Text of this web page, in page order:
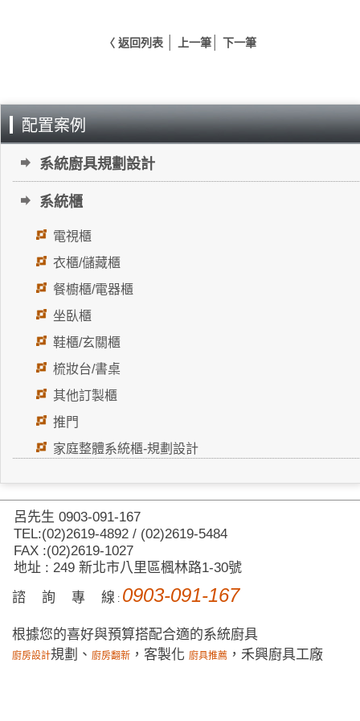
〈 返回列表 上一筆 下一筆
配置案例
系統廚具規劃設計
系統櫃
電視櫃
衣櫃/儲藏櫃
餐櫥櫃/電器櫃
坐臥櫃
鞋櫃/玄關櫃
梳妝台/書桌
其他訂製櫃
推門
家庭整體系統櫃-規劃設計
呂先生 0903-091-167
TEL:(02)2619-4892 / (02)2619-5484
FAX :(02)2619-1027
地址 : 249 新北市八里區楓林路1-30號
諮 詢 專 線 : 0903-091-167
根據您的喜好與預算搭配合適的系統廚具
廚房設計規劃、 廚房翻新 ，客製化 廚具推薦 ，禾興廚具工廠